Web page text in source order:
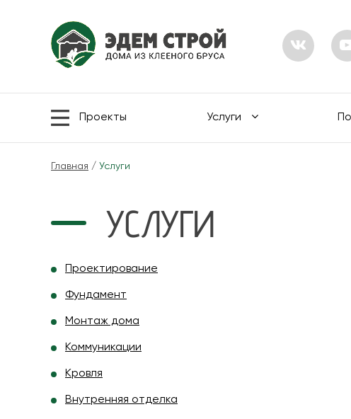
Проекты Услуги
Главная / Услуги
УСЛУГИ
Проектирование
Фундамент
Монтаж дома
Коммуникации
Кровля
Внутренняя отделка